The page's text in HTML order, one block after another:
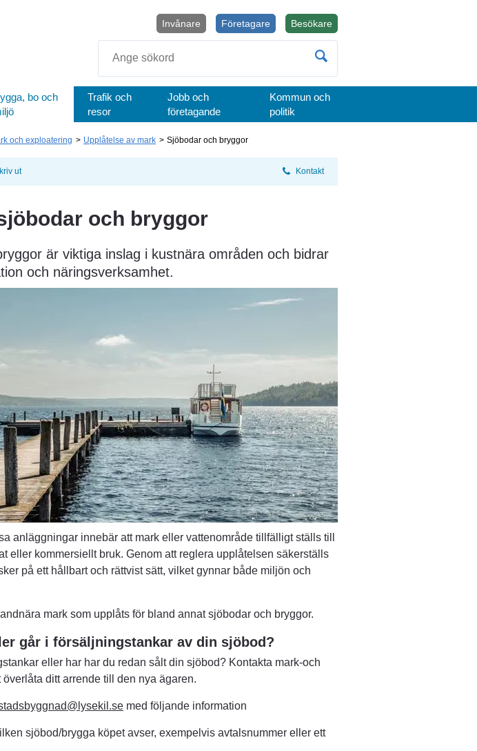
BesökareÖppnas i nytt fönster.
Företagare
Invånare
bo och
Trafik och
resor
Jobb och
företagande
Kommun och
politik
och exploatering Upplåtelse av mark Sjöbodar och bryggor
ut Kontakt
och bryggor
är viktiga inslag i kustnära områden och bidrar
och näringsverksamhet.
anläggningar innebär att mark eller vattenområde tillfälligt ställs till
eller kommersiellt bruk. Genom att reglera upplåtelsen säkerställs
på ett hållbart och rättvist sätt, vilket gynnar både miljön och
mark som upplåts för bland annat sjöbodar och bryggor.
går i försäljningstankar av din sjöbod?
eller har har du redan sålt din sjöbod? Kontakta mark-och
ditt arrende till den nya ägaren.
med följande information
sjöbod/brygga köpet avser, exempelvis avtalsnummer eller ett